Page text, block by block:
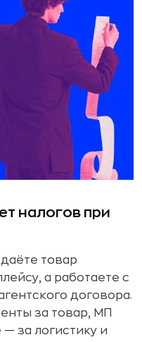
налогов при
товар
а работаете с
договора.
за товар, МП
за логистику и